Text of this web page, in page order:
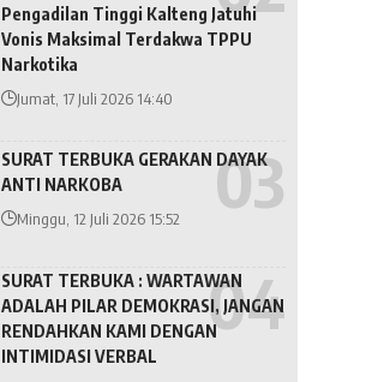
Pengadilan Tinggi Kalteng Jatuhi
Vonis Maksimal Terdakwa TPPU
Narkotika
Jumat, 17 Juli 2026 14:40
SURAT TERBUKA GERAKAN DAYAK
ANTI NARKOBA
Minggu, 12 Juli 2026 15:52
SURAT TERBUKA : WARTAWAN
ADALAH PILAR DEMOKRASI, JANGAN
RENDAHKAN KAMI DENGAN
INTIMIDASI VERBAL